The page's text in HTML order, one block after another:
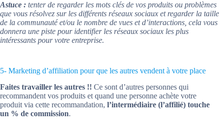
Astuce : tenter de regarder les mots clés de vos produits ou problèmes
que vous résolvez sur les différents réseaux sociaux et regarder la taille
de la communauté et/ou le nombre de vues et d’interactions, cela vous
donnera une piste pour identifier les réseaux sociaux les plus
intéressants pour votre entreprise.
5- Marketing d’affiliation pour que les autres vendent à votre place
Faites travailler les autres !! Ce sont d’autres personnes qui
recommandent vos produits et quand une personne achète votre
produit via cette recommandation, l’intermédiaire (l’affilié) touche
un % de commission.